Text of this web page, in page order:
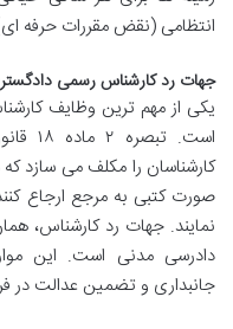
انتظامی (نقض مقررات حرفه
جهات رد کارشناس رسمی
یکی از مهم ترین وظایف
است.
کارشناسان را مکلف می سازد
صورت کتبی به مرجع ارجاع
نمایند. جهات رد کارشناس،
دادرسی مدنی است. این
جانبداری و تضمین عدالت در